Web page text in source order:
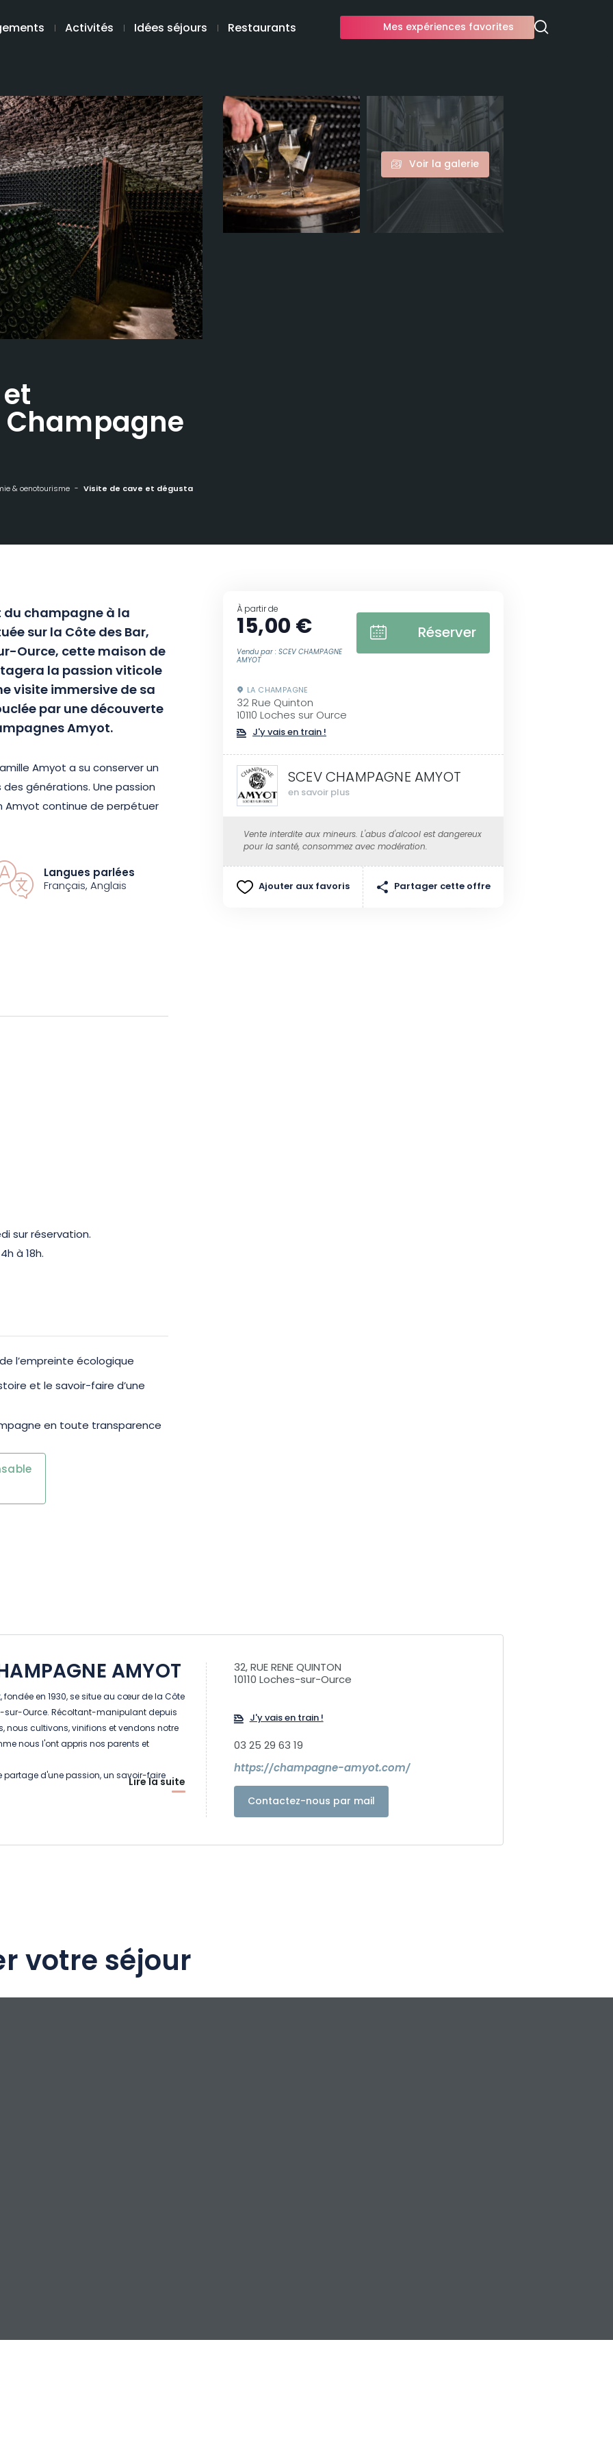
Activités Idées séjours Restaurants Mes expériences favorites
Voir la galerie
& oenotourisme Visite de cave et dégustation – Champagne Amyot
du champagne à la
sur la Côte des Bar,
Ource, cette maison de
la passion viticole
visite immersive de sa
par une découverte
Amyot.
Amyot a su conserver un
générations. Une passion
Amyot continue de perpétuer
la Côte des Bar. Lors de
première bouteille de
les piliers d’une
à la Maison d’obtenir la
en 2019.
la Maison Champagne
l’occasion d’explorer les
étape par étape.
visite, la Maison Champagne
Langues parlées
Français, Anglais
sur réservation.
à 18h.
l’empreinte écologique
et le savoir-faire d’une
en toute transparence
À partir de
15,00 €
Vendu par : SCEV CHAMPAGNE
AMYOT
Réserver
LA CHAMPAGNE
32 Rue Quinton
10110 Loches sur Ource
J'y vais en train !
SCEV CHAMPAGNE AMYOT
en savoir plus
Vente interdite aux mineurs. L'abus d'alcool est dangereux
pour la santé, consommez avec modération.
Ajouter aux favoris Partager cette offre
AMYOT
en 1930, se situe au cœur de la Côte
sur-Ource. Récoltant-manipulant depuis
nous cultivons, vinifions et vendons notre
nous l'ont appris nos parents et
partage d'une passion, un savoir-faire
Lire la suite
32, RUE RENE QUINTON
10110 Loches-sur-Ource
J'y vais en train !
03 25 29 63 19
https://champagne-amyot.com/
Contactez-nous par mail
votre séjour